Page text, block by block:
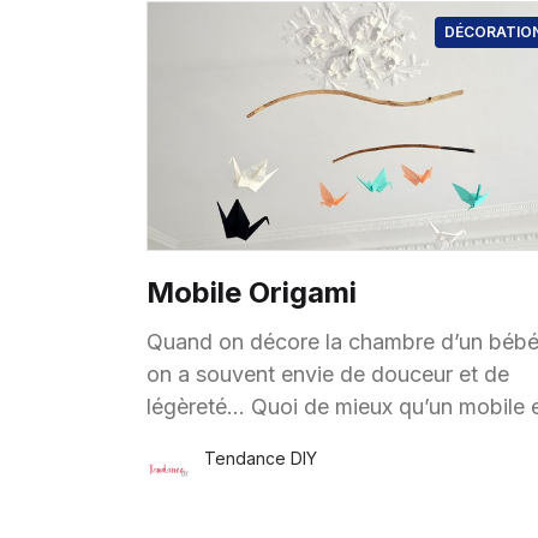
Mobile Origami
Quand on décore la chambre d’un
on a souvent envie de douceur et de
légèreté… Quoi de mieux qu’un mobile en
de
Tendance DIY